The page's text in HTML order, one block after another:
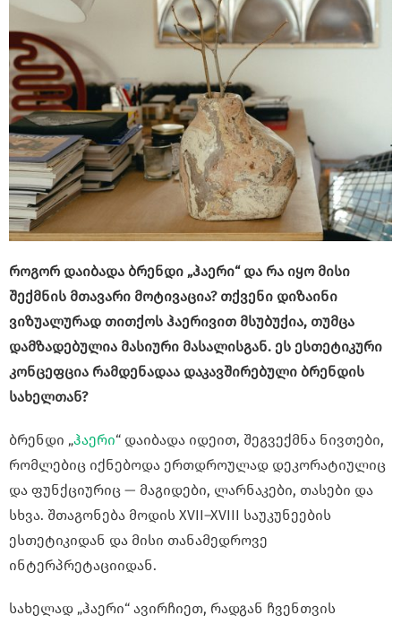
როგორ დაიბადა ბრენდი „ჰაერი“ და რა იყო მისი
შექმნის მთავარი მოტივაცია? თქვენი დიზაინი
ვიზუალურად თითქოს ჰაერივით მსუბუქია, თუმცა
დამზადებულია მასიური მასალისგან. ეს ესთეტიკური
კონცეფცია რამდენადაა დაკავშირებული ბრენდის
სახელთან?
ბრენდი „ჰაერი“ დაიბადა იდეით, შეგვექმნა ნივთები,
რომლებიც იქნებოდა ერთდროულად დეკორატიულიც
და ფუნქციურიც — მაგიდები, ლარნაკები, თასები და
სხვა. შთაგონება მოდის XVII–XVIII საუკუნეების
ესთეტიკიდან და მისი თანამედროვე
ინტერპრეტაციიდან.
სახელად „ჰაერი“ ავირჩიეთ, რადგან ჩვენთვის